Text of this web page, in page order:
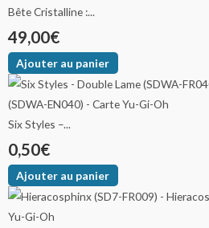
Bête Cristalline :...
49,00€
Ajouter au panier
Six Styles –...
0,50€
Ajouter au panier